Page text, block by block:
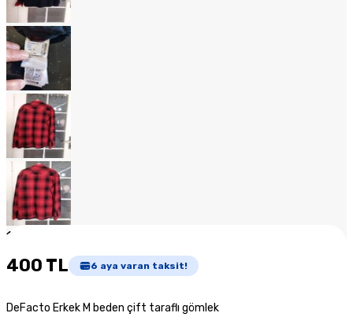
1
400 TL 6 aya varan taksit!
DeFacto Erkek M beden çift taraflı gömlek